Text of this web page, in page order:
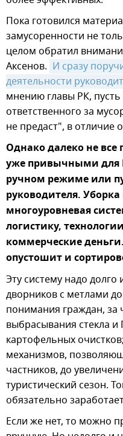
Пока готовился
замусоренности не
целом обратил
Аксенов. И сразу
деятельности
мнению главы РК,
ответственного за
не предаст", в отличие
Однако далеко не
уже привычными для
ручном режиме или
руководителя.
многоуровневая
логистику,
коммерческие
опустошит и
Эту систему надо
дворников с метлами
понимания граждан, за
выбрасывания стекла
картофельных
механизмов,
частников, до
туристический сезон.
обязательно
Если же нет, то можно